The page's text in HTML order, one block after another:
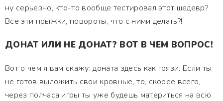
ну серьезно, кто-то вообще тестировал этот шедевр?
Все эти прыжки, повороты, что с ними делать?!
ДОНАТ ИЛИ НЕ ДОНАТ? ВОТ В ЧЕМ ВОПРОС!
Вот о чем я вам скажу: доната здесь как грязи. Если ты
не готов выложить свои кровные, то, скорее всего,
через полчаса игры ты уже будешь материться на всю